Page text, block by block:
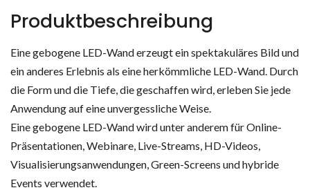
Produktbeschreibung
Eine gebogene LED-Wand erzeugt ein spektakuläres Bild und
ein anderes Erlebnis als eine herkömmliche LED-Wand. Durch
die Form und die Tiefe, die geschaffen wird, erleben Sie jede
Anwendung auf eine unvergessliche Weise.
Eine gebogene LED-Wand wird unter anderem für Online-
Präsentationen, Webinare, Live-Streams, HD-Videos,
Visualisierungsanwendungen, Green-Screens und hybride
Events verwendet.